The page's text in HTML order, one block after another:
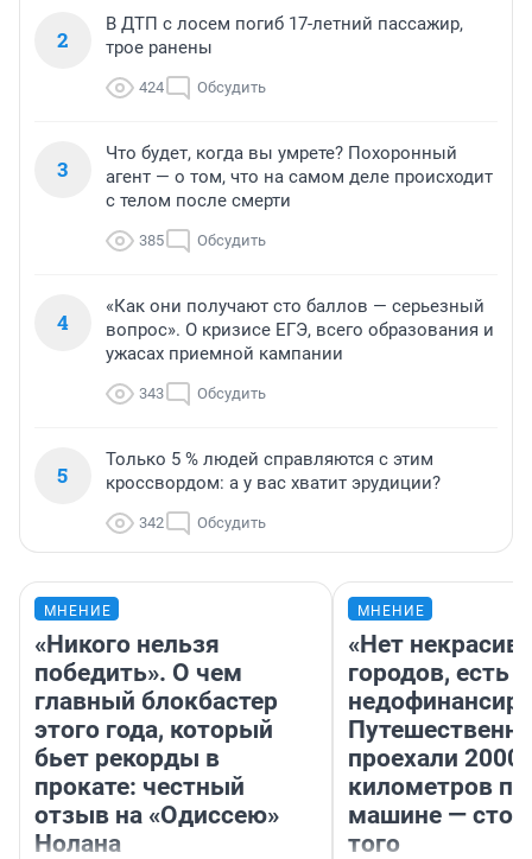
2
В ДТП с лосем погиб 17-летний пассажир,
трое ранены
424 Обсудить
3
Что будет, когда вы умрете? Похоронный
агент — о том, что на самом деле происходит
с телом после смерти
385 Обсудить
4
«Как они получают сто баллов — серьезный
вопрос». О кризисе ЕГЭ, всего образования и
ужасах приемной кампании
343 Обсудить
5
Только 5 % людей справляются с этим
кроссвордом: а у вас хватит эрудиции?
342 Обсудить
МНЕНИЕ
«Никого нельзя
победить». О чем
главный блокбастер
этого года, который
бьет рекорды в
прокате: честный
отзыв на «Одиссею»
Нолана
МНЕНИЕ
«Нет
городов, есть
проехали 2000
километров по
машине —
того